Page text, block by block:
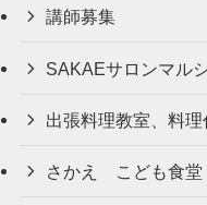
講師募集
SAKAEサロンマル
出張料理教室、料
さかえ こども食堂